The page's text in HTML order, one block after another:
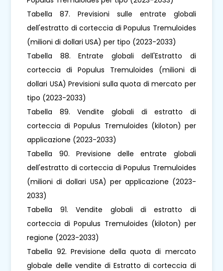
Tabella 87. Previsioni sulle entrate globali
dell'estratto di corteccia di Populus Tremuloides
(milioni di dollari USA) per tipo (2023-2033)
Tabella 88. Entrate globali dell'Estratto di
corteccia di Populus Tremuloides (milioni di
dollari USA) Previsioni sulla quota di mercato per
tipo (2023-2033)
Tabella 89. Vendite globali di estratto di
corteccia di Populus Tremuloides (kiloton) per
applicazione (2023-2033)
Tabella 90. Previsione delle entrate globali
dell'estratto di corteccia di Populus Tremuloides
(milioni di dollari USA) per applicazione (2023-
2033)
Tabella 91. Vendite globali di estratto di
corteccia di Populus Tremuloides (kiloton) per
regione (2023-2033)
Tabella 92. Previsione della quota di mercato
globale delle vendite di Estratto di corteccia di